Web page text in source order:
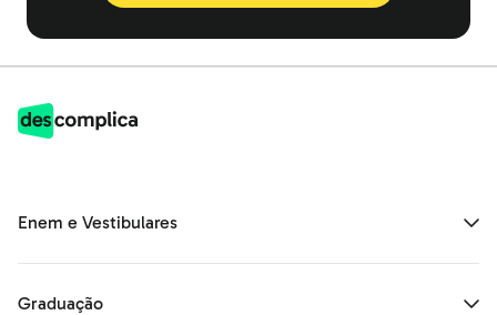
Enem e Vestibulares
Graduação